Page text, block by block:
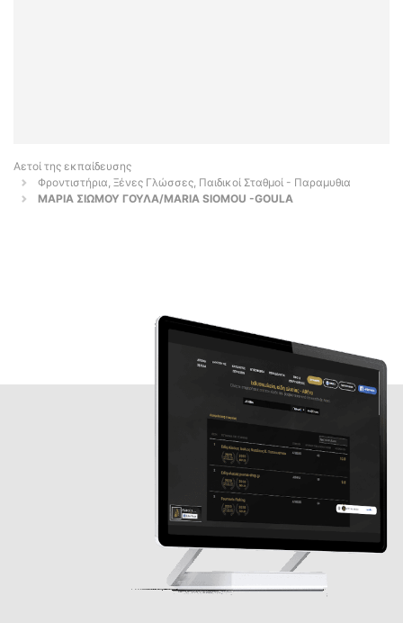
Αετοί της εκπαίδευσης
Φροντιστήρια, Ξένες Γλώσσες, Παιδικοί Σταθμοί - Παραμυθια
ΜΑΡΙΑ ΣΙΩΜΟΥ ΓΟΥΛΑ/MARIA SIOMOU -GOULA